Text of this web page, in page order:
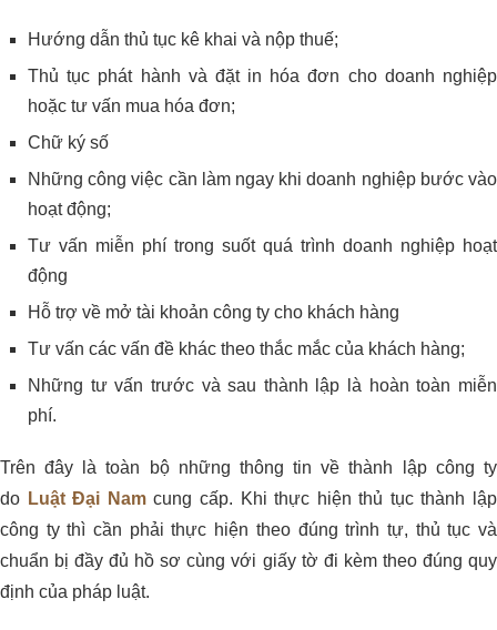
Hướng dẫn thủ tục kê khai và nộp thuế;
Thủ tục phát hành và đặt in hóa đơn cho doanh nghiệp
hoặc tư vấn mua hóa đơn;
Chữ ký số
Những công việc cần làm ngay khi doanh nghiệp bước vào
hoạt động;
Tư vấn miễn phí trong suốt quá trình doanh nghiệp hoạt
động
Hỗ trợ về mở tài khoản công ty cho khách hàng
Tư vấn các vấn đề khác theo thắc mắc của khách hàng;
Những tư vấn trước và sau thành lập là hoàn toàn miễn
phí.
Trên đây là toàn bộ những thông tin về thành lập công ty
do Luật Đại Namcung cấp. Khi thực hiện thủ tục thành lập
công ty thì cần phải thực hiện theo đúng trình tự, thủ tục và
chuẩn bị đầy đủ hồ sơ cùng với giấy tờ đi kèm theo đúng quy
định của pháp luật.